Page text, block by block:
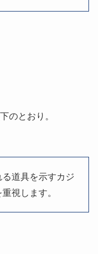
のとおり。
道具を示すカジ
視します。